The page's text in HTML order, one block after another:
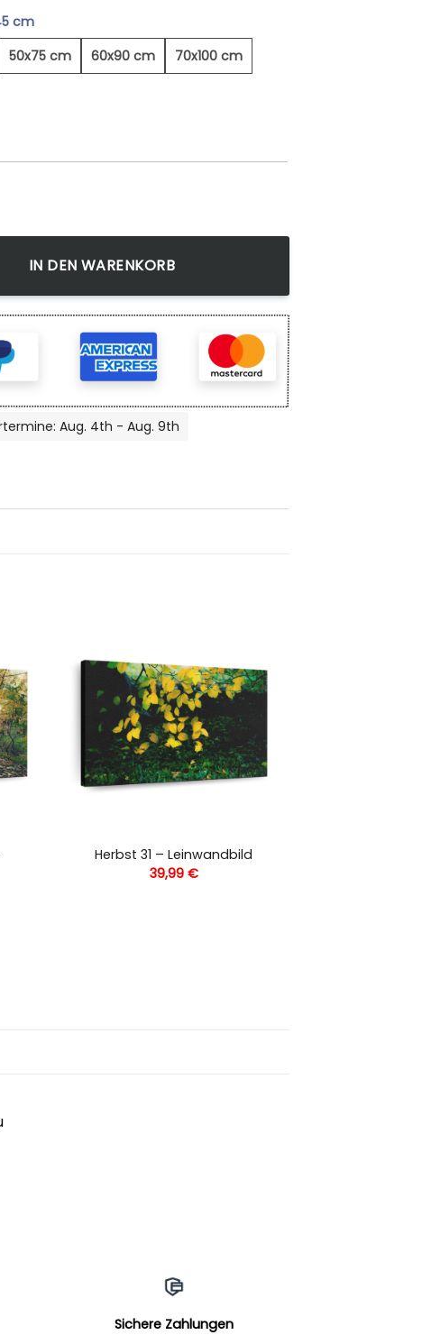
cm
50x75 cm 60x90 cm 70x100 cm
- Leinwandbild Menge
IN DEN WARENKORB
Aug. 4th - Aug. 9th
Herbst 31 – Leinwandbild
39,99 €
Sichere Zahlungen